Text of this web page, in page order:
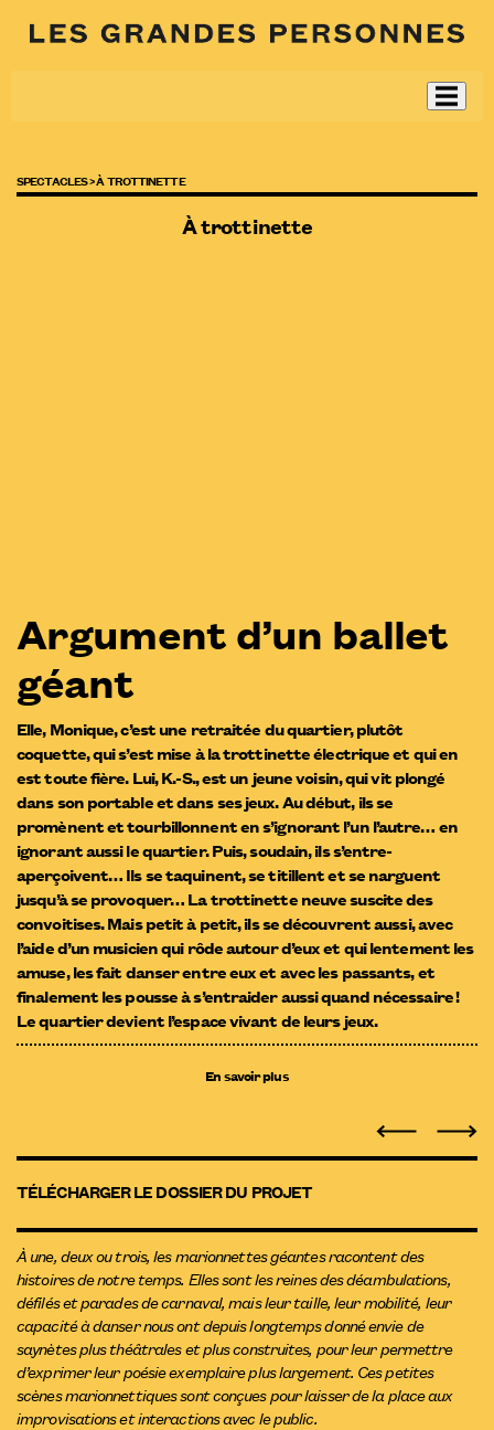
SPECTACLES >À TROTTINETTE
À trottinette
Argument d’un ballet
géant
Elle, Monique, c’est une retraitée du quartier, plutôt
coquette, qui s’est mise à la trottinette électrique et qui en
est toute fière. Lui, K.-S., est un jeune voisin, qui vit plongé
dans son portable et dans ses jeux. Au début, ils se
promènent et tourbillonnent en s’ignorant l’un l’autre… en
ignorant aussi le quartier. Puis, soudain, ils s’entre-
aperçoivent… Ils se taquinent, se titillent et se narguent
jusqu’à se provoquer… La trottinette neuve suscite des
convoitises. Mais petit à petit, ils se découvrent aussi, avec
l’aide d’un musicien qui rôde autour d’eux et qui lentement les
amuse, les fait danser entre eux et avec les passants, et
finalement les pousse à s’entraider aussi quand nécessaire !
Le quartier devient l’espace vivant de leurs jeux.
En savoir plus
TÉLÉCHARGER LE DOSSIER DU PROJET
À une, deux ou trois, les marionnettes géantes racontent des
histoires de notre temps. Elles sont les reines des déambulations,
défilés et parades de carnaval, mais leur taille, leur mobilité, leur
capacité à danser nous ont depuis longtemps donné envie de
saynètes plus théâtrales et plus construites, pour leur permettre
d’exprimer leur poésie exemplaire plus largement. Ces petites
scènes marionnettiques sont conçues pour laisser de la place aux
improvisations et interactions avec le public.